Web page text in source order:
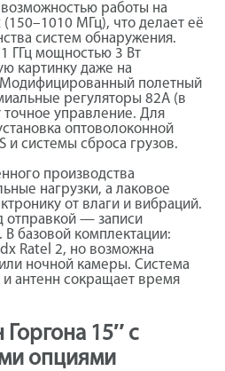
возможностью работы на
(150–1010 МГц), что делает её
систем обнаружения.
ГГц мощностью 3 Вт
картинку даже на
полетный
регуляторы 82А (в
управление. Для
оптоволоконной
и системы сброса грузов.
производства
нагрузки, а лаковое
от влаги и вибраций.
отправкой — записи
базовой комплектации:
Ratel 2, но возможна
ночной камеры. Система
антенн сокращает время
Горгона 15″ с
опциями